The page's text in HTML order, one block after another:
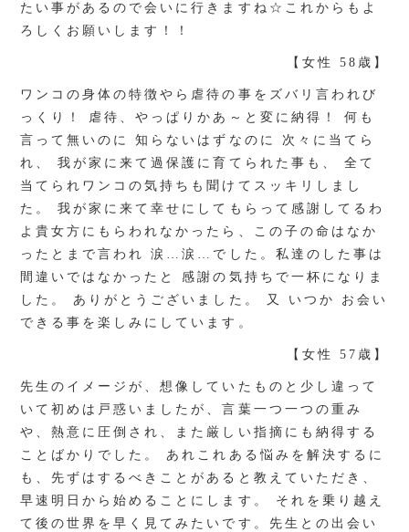
たい事があるので会いに行きますね☆これからもよ
ろしくお願いします！！
【女性 58歳】
ワンコの身体の特徴やら虐待の事をズバリ言われび
っくり！ 虐待、やっぱりかあ～と変に納得！ 何も
言って無いのに 知らないはずなのに 次々に当てら
れ、 我が家に来て過保護に育てられた事も、 全て
当てられワンコの気持ちも聞けてスッキリしまし
た。 我が家に来て幸せにしてもらって感謝してるわ
よ貴女方にもらわれなかったら、この子の命はなか
ったとまで言われ 涙…涙…でした。私達のした事は
間違いではなかったと 感謝の気持ちで一杯になりま
した。 ありがとうございました。 又 いつか お会い
できる事を楽しみにしています。
【女性 57歳】
先生のイメージが、想像していたものと少し違って
いて初めは戸惑いましたが、言葉一つ一つの重み
や、熱意に圧倒され、また厳しい指摘にも納得する
ことばかりでした。 あれこれある悩みを解決するに
も、先ずはするべきことがあると教えていただき、
早速明日から始めることにします。 それを乗り越え
て後の世界を早く見てみたいです。先生との出会い